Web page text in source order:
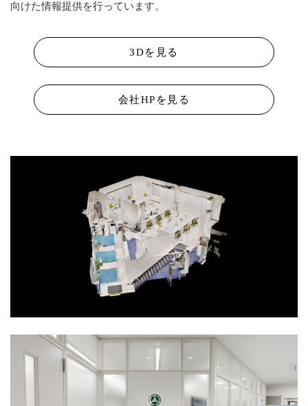
向けた情報提供を行っています。
3Dを見る
会社HPを見る